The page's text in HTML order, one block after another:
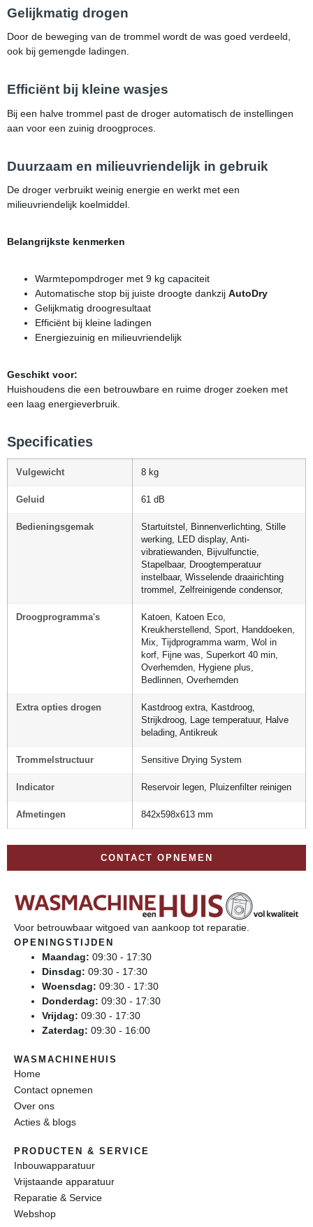
Gelijkmatig drogen
Door de beweging van de trommel wordt de was goed verdeeld,
ook bij gemengde ladingen.
Efficiënt bij kleine wasjes
Bij een halve trommel past de droger automatisch de instellingen
aan voor een zuinig droogproces.
Duurzaam en milieuvriendelijk in gebruik
De droger verbruikt weinig energie en werkt met een
milieuvriendelijk koelmiddel.
Belangrijkste kenmerken
Warmtepompdroger met 9 kg capaciteit
Automatische stop bij juiste droogte dankzij AutoDry
Gelijkmatig droogresultaat
Efficiënt bij kleine ladingen
Energiezuinig en milieuvriendelijk
Geschikt voor:
Huishoudens die een betrouwbare en ruime droger zoeken met
een laag energieverbruik.
Specificaties
Vulgewicht 8 kg
Geluid 61 dB
Bedieningsgemak
Startuitstel, Binnenverlichting, Stille
werking, LED display, Anti-
vibratiewanden, Bijvulfunctie,
Stapelbaar, Droogtemperatuur
instelbaar, Wisselende draairichting
trommel, Zelfreinigende condensor,
Droogprogramma's
Katoen, Katoen Eco,
Kreukherstellend, Sport, Handdoeken,
Mix, Tijdprogramma warm, Wol in
korf, Fijne was, Superkort 40 min,
Overhemden, Hygiene plus,
Bedlinnen, Overhemden
Extra opties drogen
Kastdroog extra, Kastdroog,
Strijkdroog, Lage temperatuur, Halve
belading, Antikreuk
Trommelstructuur Sensitive Drying System
Indicator Reservoir legen, Pluizenfilter reinigen
Afmetingen 842x598x613 mm
CONTACT OPNEMEN
Voor betrouwbaar witgoed van aankoop tot reparatie.
OPENINGSTIJDEN
Maandag: 09:30 - 17:30
Dinsdag: 09:30 - 17:30
Woensdag: 09:30 - 17:30
Donderdag: 09:30 - 17:30
Vrijdag: 09:30 - 17:30
Zaterdag: 09:30 - 16:00
WASMACHINEHUIS
Home
Contact opnemen
Over ons
Acties & blogs
PRODUCTEN & SERVICE
Inbouwapparatuur
Vrijstaande apparatuur
Reparatie & Service
Webshop